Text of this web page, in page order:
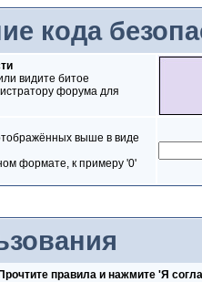
кода
видите битое
форума для
выше в виде
формате, к примеру '0'
Прочтите правила и нажмите 'Я